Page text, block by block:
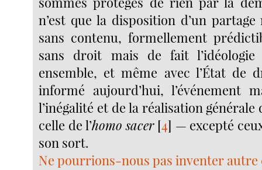
n’est que la disposition d’un
sans contenu, formellement
sans droit mais de fait
ensemble, et même avec l’État de
informé aujourd’hui, l’événement
l’inégalité et de la réalisation générale
celle de l’homo sacer[4] — excepté
son sort.
Ne pourrions-nous pas inventer autre